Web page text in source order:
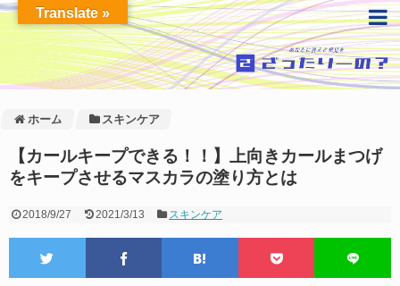
ホーム スキンケア
【カールキープできる！！】上向きカールまつげ
をキープさせるマスカラの塗り方とは
2018/9/27 2021/3/13 スキンケア
Translate »